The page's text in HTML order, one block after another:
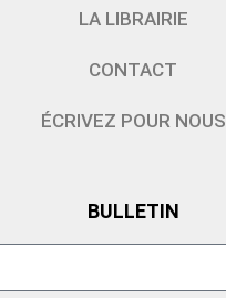
LA LIBRAIRIE
CONTACT
ÉCRIVEZ POUR NOUS
BULLETIN